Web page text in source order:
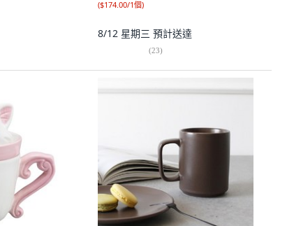
($174.00/1個)
8/12 星期三 預計送達
(23)